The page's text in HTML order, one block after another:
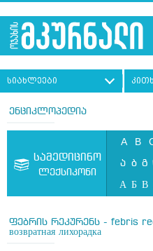
სიახლეები
ენციკლოპედია
სამედიცინო
ლექსიკონი
A B
ა ბ გ
А Б В
ფებრის რეკურენს - febris
возвратная лихорадка